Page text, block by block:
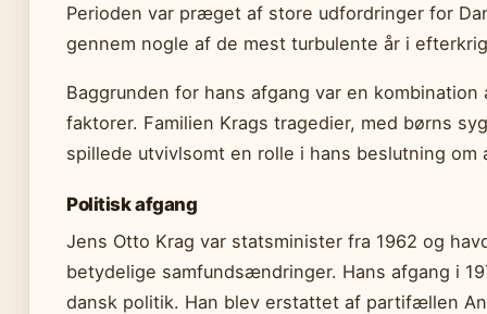
Perioden var præget af store udfordringer for
gennem nogle af de mest turbulente år i
Baggrunden for hans afgang var en
faktorer. Familien Krags tragedier, med børns
spillede utvivlsomt en rolle i hans beslutning
Politisk afgang
Jens Otto Krag var statsminister fra 1962 og
betydelige samfundsændringer. Hans afgang i
dansk politik. Han blev erstattet af partifællen